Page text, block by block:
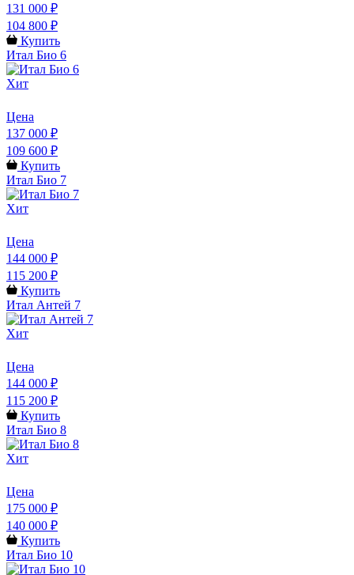
131 000 ₽
104 800 ₽
Купить
Итал Био 6
Хит
Цена
137 000 ₽
109 600 ₽
Купить
Итал Био 7
Хит
Цена
144 000 ₽
115 200 ₽
Купить
Итал Антей 7
Хит
Цена
144 000 ₽
115 200 ₽
Купить
Итал Био 8
Хит
Цена
175 000 ₽
140 000 ₽
Купить
Итал Био 10